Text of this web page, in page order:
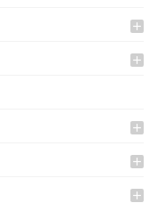
add
add
add
add
add